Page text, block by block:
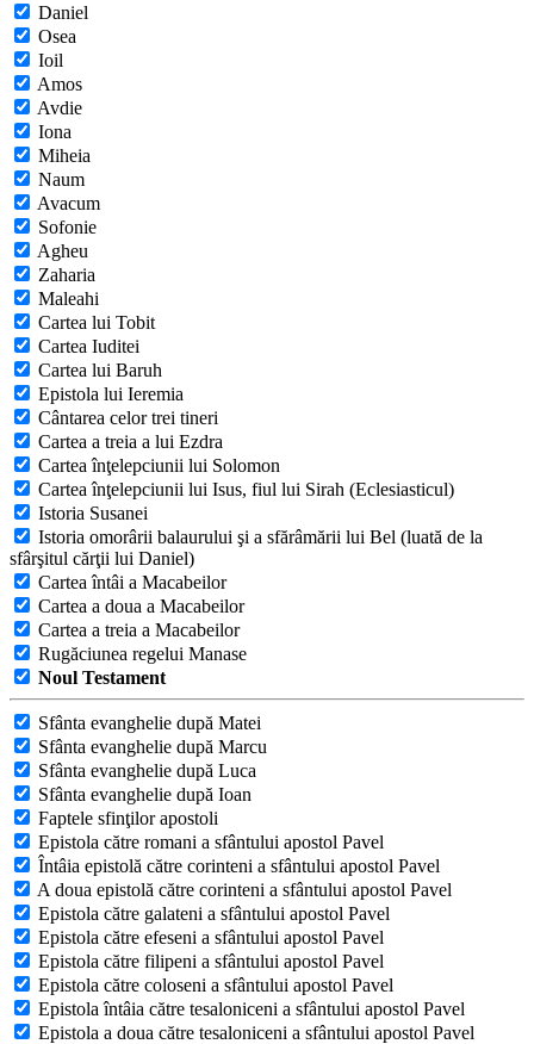
Daniel
Osea
Ioil
Amos
Avdie
Iona
Miheia
Naum
Avacum
Sofonie
Agheu
Zaharia
Maleahi
Cartea lui Tobit
Cartea Iuditei
Cartea lui Baruh
Epistola lui Ieremia
Cântarea celor trei tineri
Cartea a treia a lui Ezdra
Cartea înţelepciunii lui Solomon
Cartea înţelepciunii lui Isus, fiul lui Sirah (Eclesiasticul)
Istoria Susanei
Istoria omorârii balaurului şi a sfărâmării lui Bel (luată de la
sfârşitul cărţii lui Daniel)
Cartea întâi a Macabeilor
Cartea a doua a Macabeilor
Cartea a treia a Macabeilor
Rugăciunea regelui Manase
Noul Testament
Sfânta evanghelie după Matei
Sfânta evanghelie după Marcu
Sfânta evanghelie după Luca
Sfânta evanghelie după Ioan
Faptele sfinţilor apostoli
Epistola către romani a sfântului apostol Pavel
Întâia epistolă către corinteni a sfântului apostol Pavel
A doua epistolă către corinteni a sfântului apostol Pavel
Epistola către galateni a sfântului apostol Pavel
Epistola către efeseni a sfântului apostol Pavel
Epistola către filipeni a sfântului apostol Pavel
Epistola către coloseni a sfântului apostol Pavel
Epistola întâia către tesaloniceni a sfântului apostol Pavel
Epistola a doua către tesaloniceni a sfântului apostol Pavel